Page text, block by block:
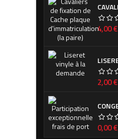
Prix
4,00 €
Prix
2,00 €
Prix
0,00 €